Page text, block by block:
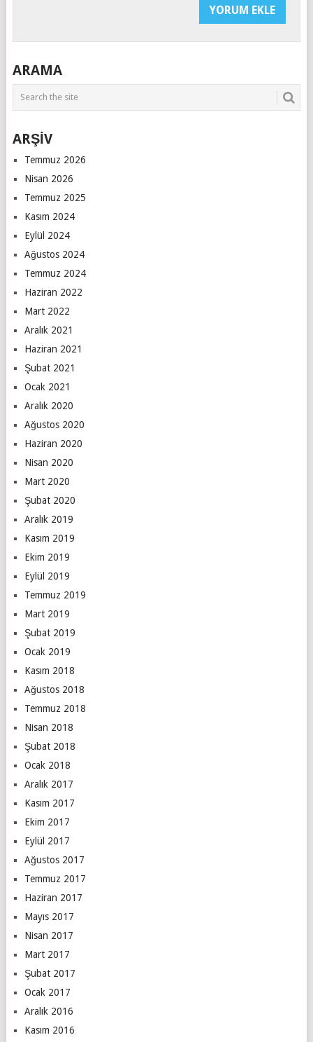
ARAMA
ARŞİV
Temmuz 2026
Nisan 2026
Temmuz 2025
Kasım 2024
Eylül 2024
Ağustos 2024
Temmuz 2024
Haziran 2022
Mart 2022
Aralık 2021
Haziran 2021
Şubat 2021
Ocak 2021
Aralık 2020
Ağustos 2020
Haziran 2020
Nisan 2020
Mart 2020
Şubat 2020
Aralık 2019
Kasım 2019
Ekim 2019
Eylül 2019
Temmuz 2019
Mart 2019
Şubat 2019
Ocak 2019
Kasım 2018
Ağustos 2018
Temmuz 2018
Nisan 2018
Şubat 2018
Ocak 2018
Aralık 2017
Kasım 2017
Ekim 2017
Eylül 2017
Ağustos 2017
Temmuz 2017
Haziran 2017
Mayıs 2017
Nisan 2017
Mart 2017
Şubat 2017
Ocak 2017
Aralık 2016
Kasım 2016